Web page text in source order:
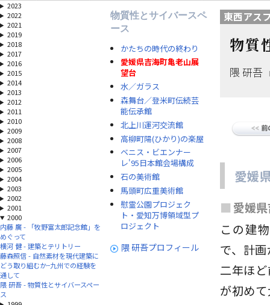
2023
2022
2021
2019
2018
2017
2016
2015
2014
2013
2012
2011
2010
2009
2008
2007
2006
2005
2004
2003
2002
2001
2000
内藤 廣 - 「牧野富太郎記念館」を
めぐって
横河 健 - 建築とテリトリー
藤森照信 - 自然素材を現代建築に
どう取り組むか−九州での経験を
通して
隈 研吾 - 物質性とサイバースペー
ス
物質性とサイバースペ
ース
かたちの時代の終わり
愛媛県吉海町亀老山展
望台
水／ガラス
森舞台／登米町伝続芸
能伝承館
北上川運河交流館
高柳町陽(ひかり)の楽屋
ベニス・ビエンナー
レ'95日本館会場構成
石の美術館
馬頭町広重美術館
慰霊公園プロジェク
ト・愛知万博領域型プ
ロジェクト
隈 研吾プロフィール
東西アス
物質
隈 研吾
愛媛
■ 愛媛
この建
で、計
二年ほ
が初め